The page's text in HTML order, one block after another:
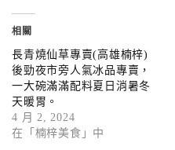
相關
長青燒仙草專賣(高雄楠梓)
後勁夜市旁人氣冰品專賣，
一大碗滿滿配料夏日消暑冬
天暖胃。
4 月 2, 2024
在「楠梓美食」中